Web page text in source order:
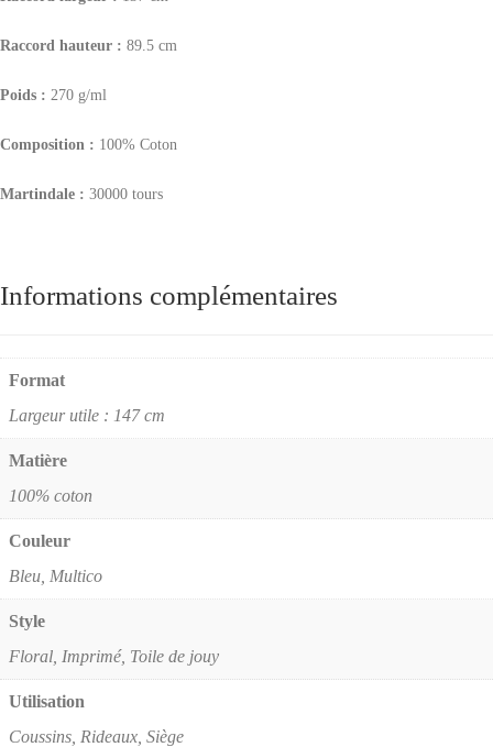
Raccord hauteur : 89.5 cm
Poids : 270 g/ml
Composition : 100% Coton
Martindale : 30000 tours
Informations complémentaires
Format
Largeur utile : 147 cm
Matière
100% coton
Couleur
Bleu, Multico
Style
Floral, Imprimé, Toile de jouy
Utilisation
Coussins, Rideaux, Siège